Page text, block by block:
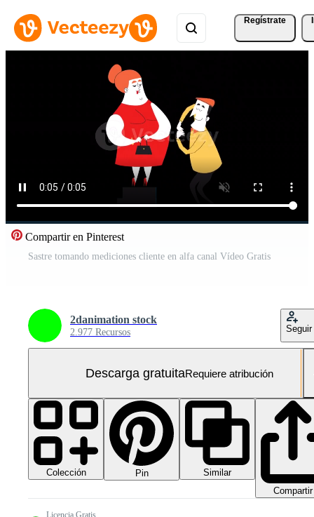
Regístrate
Compartir en Pinterest
Sastre tomando mediciones cliente en alfa canal Vídeo Gratis
2danimation stock
2.977 Recursos Seguir
Descarga gratuitaRequiere atribución
Colección Pin
Similar
Compartir